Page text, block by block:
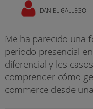
DANIEL GALLEGO
Me ha parecido una
periodo presencial
diferencial y los
comprender cómo
commerce desde